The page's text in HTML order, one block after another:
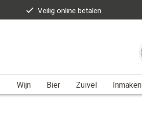
Veilig online betalen
Wijn Bier Zuivel Inmaken